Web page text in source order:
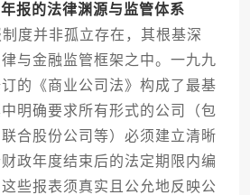
报的法律渊源与监管体系
并非孤立存在，其根基深
与金融监管框架之中。一九九
的《商业公司法》构成了最基
明确要求所有形式的公司（包
合股份公司等）必须建立清晰
政年度结束后的法定期限内编
些报表须真实且公允地反映公